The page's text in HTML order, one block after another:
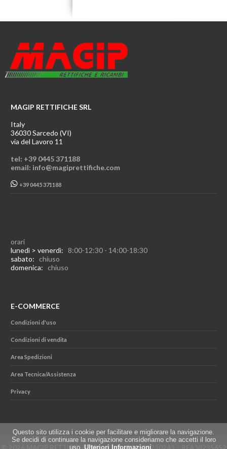
MAGIP RETTIFICHE SRL
Italy
36030 Sarcedo (VI)
via del Lavoro 11
tel: +39 0445 371188
email: info@magiprettifiche.com
+39 0445 371188
orari
lunedì > venerdì: 8:00-12:30 - 14:00-18:30
sabato: chiuso
domenica: chiuso
E-COMMERCE
Condizioni d'uso
Condizioni di vendita
Area Spedizioni
Area Tecnica/Assistenza
Privacy
Questo sito utilizza i cookie per facilitare e migliorare la navigazione.
Se decidi di continuare la navigazione consideriamo che accetti il loro
uso. Ulteriori Informazioni